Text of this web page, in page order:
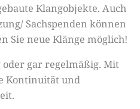
Klangobjekte. Auch
Sachspenden können
Sie neue Klänge möglich!
oder gar regelmäßig. Mit
Kontinuität und